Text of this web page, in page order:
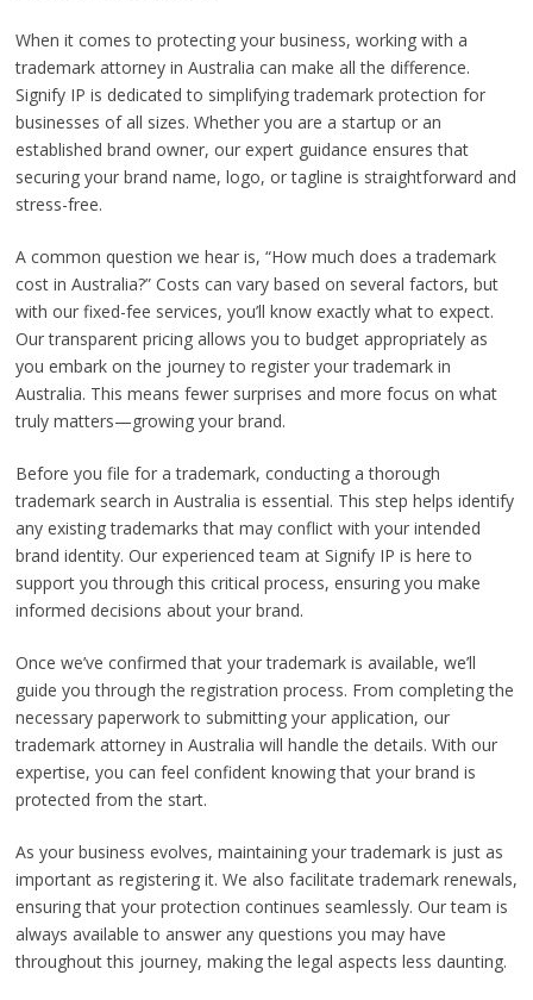
When it comes to protecting your business, working with a
trademark attorney in Australia can make all the difference.
Signify IP is dedicated to simplifying trademark protection for
businesses of all sizes. Whether you are a startup or an
established brand owner, our expert guidance ensures that
securing your brand name, logo, or tagline is straightforward and
stress-free.
A common question we hear is, “How much does a trademark
cost in Australia?” Costs can vary based on several factors, but
with our fixed-fee services, you’ll know exactly what to expect.
Our transparent pricing allows you to budget appropriately as
you embark on the journey to register your trademark in
Australia. This means fewer surprises and more focus on what
truly matters—growing your brand.
Before you file for a trademark, conducting a thorough
trademark search in Australia is essential. This step helps identify
any existing trademarks that may conflict with your intended
brand identity. Our experienced team at Signify IP is here to
support you through this critical process, ensuring you make
informed decisions about your brand.
Once we’ve confirmed that your trademark is available, we’ll
guide you through the registration process. From completing the
necessary paperwork to submitting your application, our
trademark attorney in Australia will handle the details. With our
expertise, you can feel confident knowing that your brand is
protected from the start.
As your business evolves, maintaining your trademark is just as
important as registering it. We also facilitate trademark renewals,
ensuring that your protection continues seamlessly. Our team is
always available to answer any questions you may have
throughout this journey, making the legal aspects less daunting.